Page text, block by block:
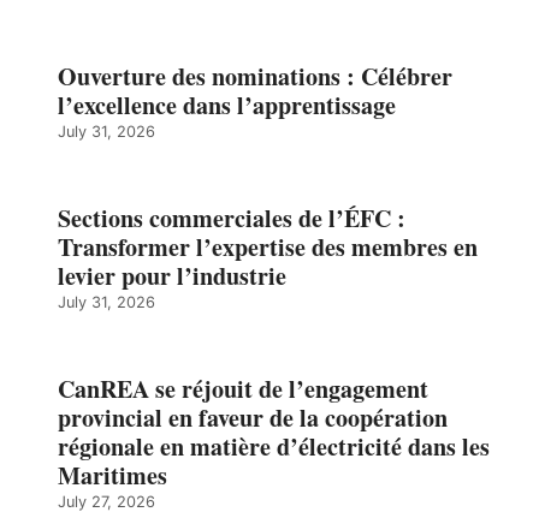
Ouverture des nominations : Célébrer
l’excellence dans l’apprentissage
July 31, 2026
Sections commerciales de l’ÉFC :
Transformer l’expertise des membres en
levier pour l’industrie
July 31, 2026
CanREA se réjouit de l’engagement
provincial en faveur de la coopération
régionale en matière d’électricité dans les
Maritimes
July 27, 2026